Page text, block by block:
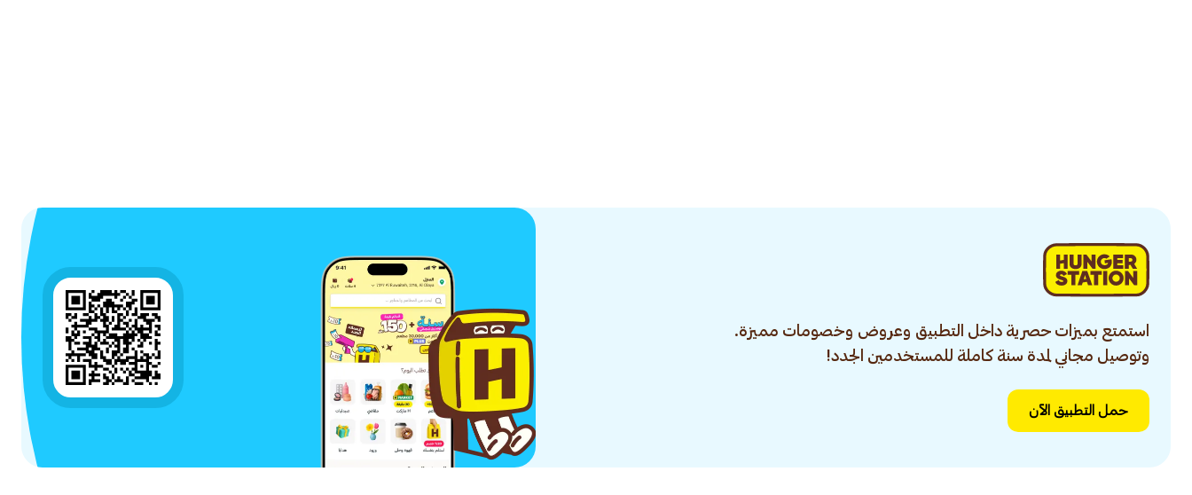
استمتع بميزات حصرية داخل التطبيق وعروض وخصومات مميزة.
وتوصيل مجاني لمدة سنة كاملة للمستخدمين الجدد!
حمل التطبيق الآن